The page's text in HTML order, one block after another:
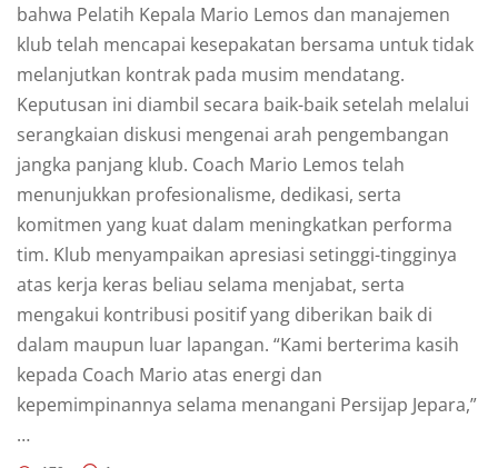
bahwa Pelatih Kepala Mario Lemos dan manajemen
klub telah mencapai kesepakatan bersama untuk tidak
melanjutkan kontrak pada musim mendatang.
Keputusan ini diambil secara baik-baik setelah melalui
serangkaian diskusi mengenai arah pengembangan
jangka panjang klub. Coach Mario Lemos telah
menunjukkan profesionalisme, dedikasi, serta
komitmen yang kuat dalam meningkatkan performa
tim. Klub menyampaikan apresiasi setinggi-tingginya
atas kerja keras beliau selama menjabat, serta
mengakui kontribusi positif yang diberikan baik di
dalam maupun luar lapangan. “Kami berterima kasih
kepada Coach Mario atas energi dan
kepemimpinannya selama menangani Persijap Jepara,”
…